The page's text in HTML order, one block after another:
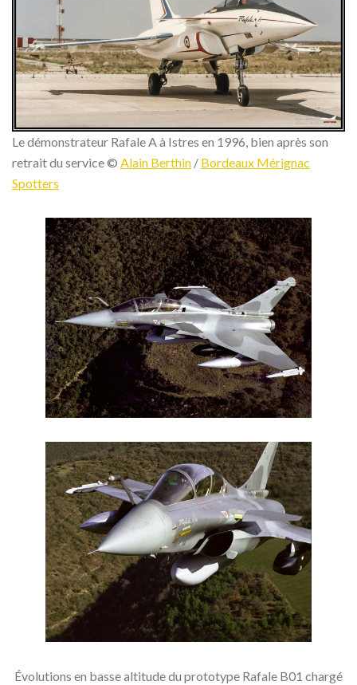
Le démonstrateur Rafale A à Istres en 1996, bien après son
retrait du service © Alain Berthin / Bordeaux Mérignac
Spotters
Évolutions en basse altitude du prototype Rafale B01 chargé